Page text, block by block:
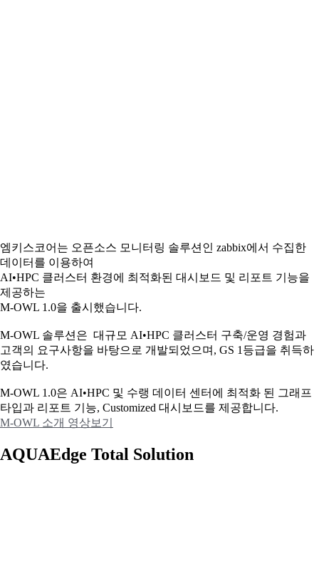
엠키스코어는 오픈소스 모니터링 솔루션인 zabbix에서 수집한
데이터를 이용하여
AI•HPC 클러스터 환경에 최적화된 대시보드 및 리포트 기능을
제공하는
M-OWL 1.0을 출시했습니다.
M-OWL 솔루션은 대규모 AI•HPC 클러스터 구축/운영 경험과
고객의 요구사항을 바탕으로 개발되었으며, GS 1등급을 취득하
였습니다.
M-OWL 1.0은 AI•HPC 및 수랭 데이터 센터에 최적화 된 그래프
타입과 리포트 기능, Customized 대시보드를 제공합니다.
M-OWL 소개 영상보기
AQUAEdge Total Solution